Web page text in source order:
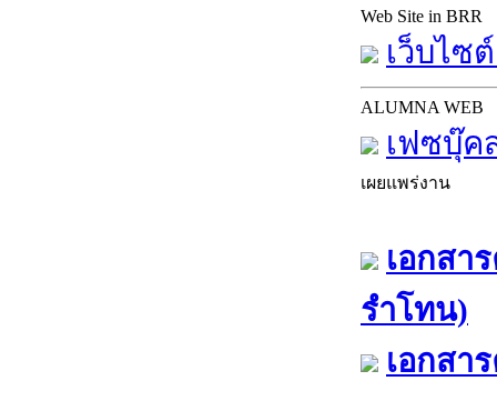
Web Site in BRR
เว็บไซ
ALUMNA WEB
เฟซบุ๊ค
เผยแพร่งาน
เอกสา
รำโทน)
เอกสา